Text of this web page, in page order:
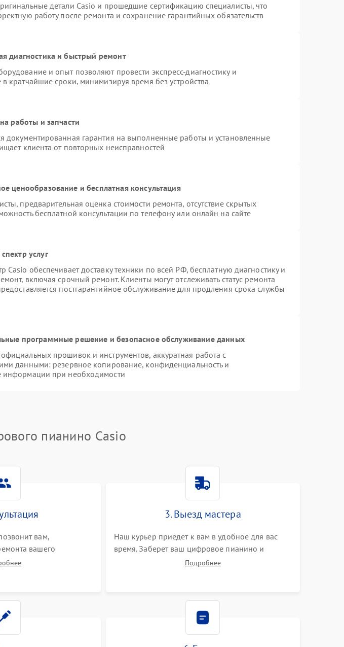
детали Casio и прошедшие сертификацию специалисты, что
работу после ремонта и сохранение гарантийных обязательств
диагностика и быстрый ремонт
и опыт позволяют провести экспресс-диагностику и
в кратчайшие сроки, минимизируя время без устройства
работы и запчасти
документированная гарантия на выполненные работы и установленные
клиента от повторных неисправностей
ценообразование и бесплатная консультация
предварительная оценка стоимости ремонта, отсутствие скрытых
бесплатной консультации по телефону или онлайн на сайте
услуг
Casio обеспечивает доставку техники по всей РФ, бесплатную диагностику и
включая срочный ремонт. Клиенты могут отслеживать статус ремонта
постгарантийное обслуживание для продления срока службы
программные решение и безопасное обслуживание данных
прошивок и инструментов, аккуратная работа с
данными: резервное копирование, конфиденциальность и
информации при необходимости
пианино Casio
вам,
вашего
ответит на все
3. Выезд мастера
Наш курьер приедет к вам в удобное для вас
время. Заберет ваш цифровое пианино и
привезет на склад для диагностики.
Подробнее